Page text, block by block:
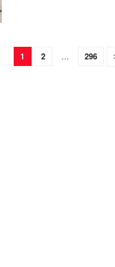
1 2 … 296